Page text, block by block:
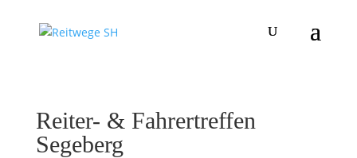
Reiter- & Fahrertreffen
Segeberg